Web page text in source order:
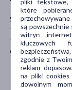
SINGULARIS
16192 Coastal
19958 DE, USA
które
przechowywane
są powszechnie
witryn
kluczowych
zgodnie z
reklam
na pliki
dowolnym